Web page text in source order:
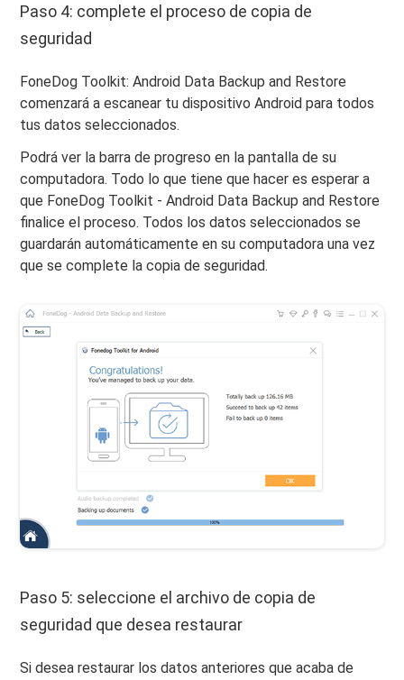
Paso 4: complete el proceso de copia de
seguridad
FoneDog Toolkit: Android Data Backup and Restore
comenzará a escanear tu dispositivo Android para todos
tus datos seleccionados.
Podrá ver la barra de progreso en la pantalla de su
computadora. Todo lo que tiene que hacer es esperar a
que FoneDog Toolkit - Android Data Backup and Restore
finalice el proceso. Todos los datos seleccionados se
guardarán automáticamente en su computadora una vez
que se complete la copia de seguridad.
Paso 5: seleccione el archivo de copia de
seguridad que desea restaurar
Si desea restaurar los datos anteriores que acaba de